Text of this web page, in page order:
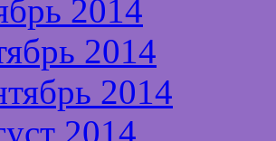
2014
2014
2014
2014